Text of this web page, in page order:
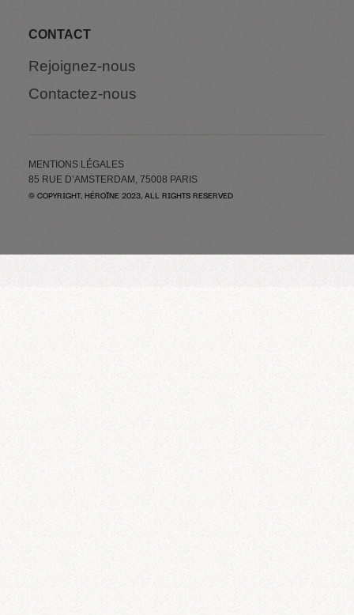
CONTACT
Rejoignez-nous
Contactez-nous
MENTIONS LÉGALES
85 RUE D’AMSTERDAM, 75008 PARIS
© COPYRIGHT, HÉROÏNE 2023, ALL RIGHTS RESERVED